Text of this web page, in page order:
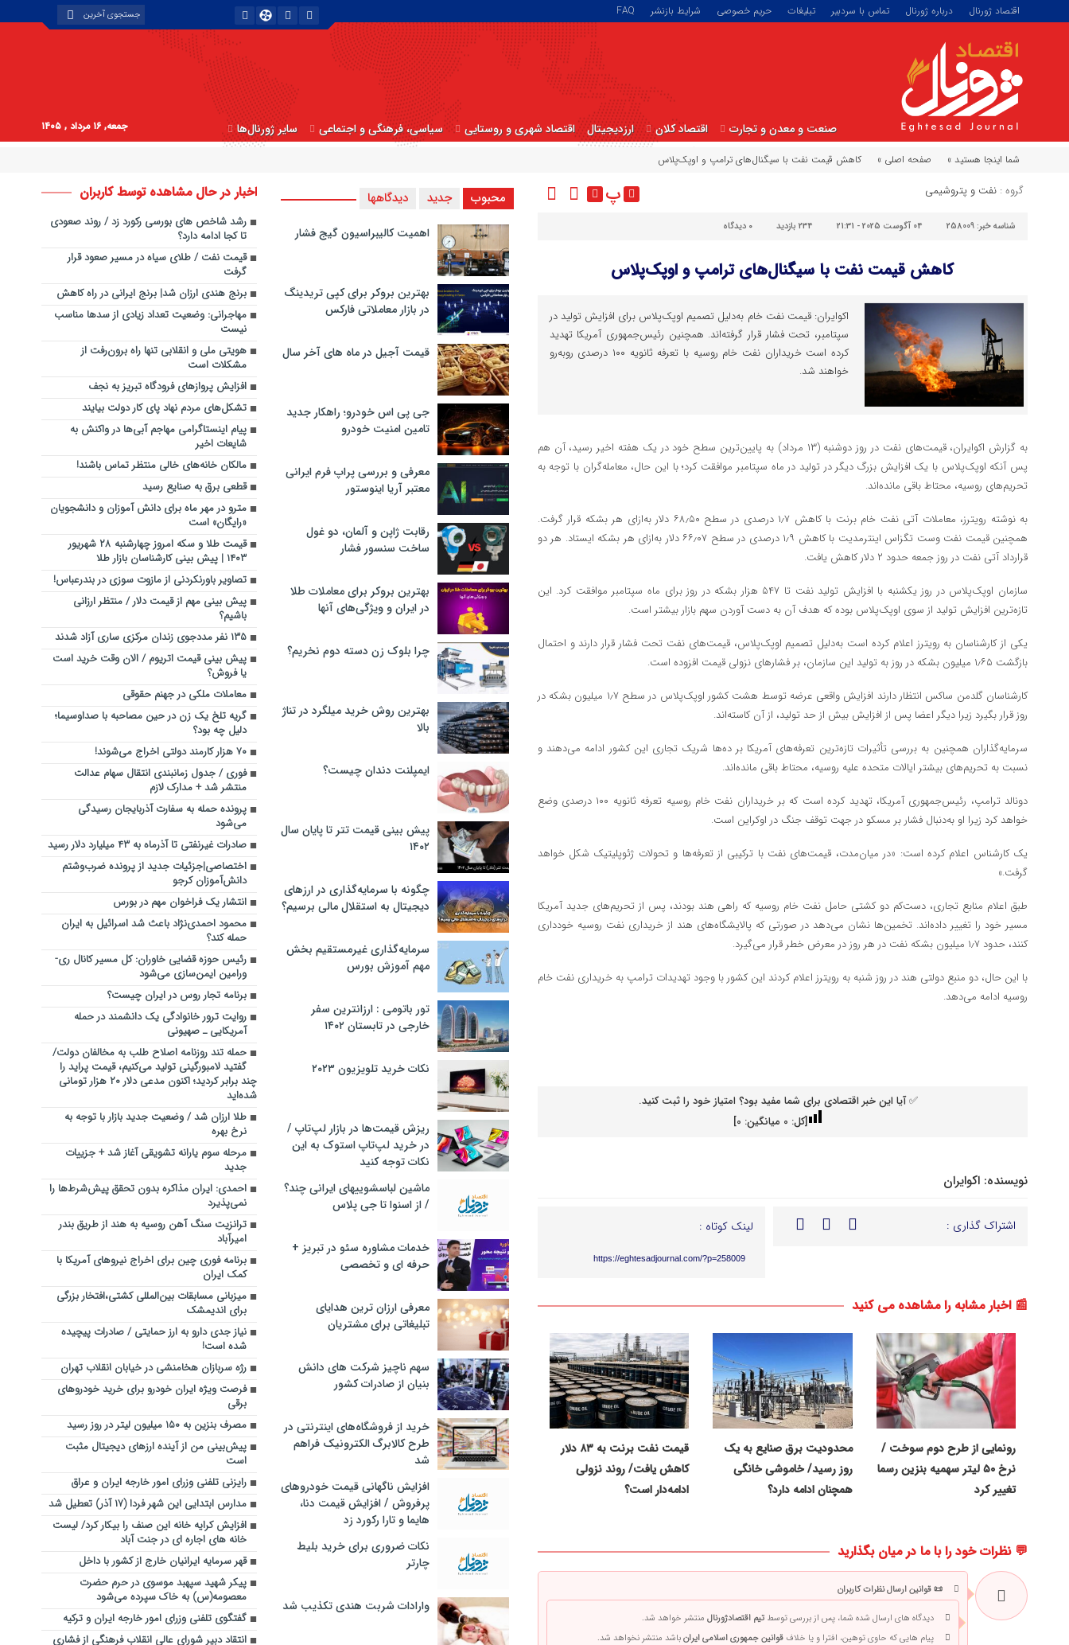
اقتصاد ژورنال درباره ژورنال تماس با سردبیر تبلیغات حریم خصوصی شرایط بازنشر FAQ
صنعت و معدن و تجارت اقتصاد کلان ارزدیجیتال اقتصاد شهری و روستایی سیاسی، فرهنگی و اجتماعی سایر ژورنال‌ها جمعه, ۱۶ مرداد , ۱۴۰۵
شما اینجا هستید » صفحه اصلی » کاهش قیمت نفت با سیگنال‌های ترامپ و اوپک‌پلاس
گروه : نفت و پتروشیمی پ
شناسه خبر: 258009 04 آگوست 2025 - 21:31 234 بازدید ۰ دیدگاه
کاهش قیمت نفت با سیگنال‌های ترامپ و اوپک‌پلاس
اکوایران: قیمت نفت خام به‌دلیل تصمیم اوپک‌پلاس برای افزایش تولید در
سپتامبر، تحت فشار قرار گرفته‌اند. همچنین رئیس‌جمهوری آمریکا تهدید
کرده است خریداران نفت خام روسیه با تعرفه ثانویه ۱۰۰ درصدی روبه‌رو
خواهند شد.
به گزارش اکوایران، قیمت‌های نفت در روز دوشنبه (۱۳ مرداد) به پایین‌ترین سطح خود در یک هفته اخیر رسید، آن هم
پس آنکه اوپک‌پلاس با یک افزایش بزرگ دیگر در تولید در ماه سپتامبر موافقت کرد؛ با این حال، معامله‌گران با توجه به
تحریم‌های روسیه، محتاط باقی مانده‌اند.
به نوشته رویترز، معاملات آتی نفت خام برنت با کاهش ۱٫۷ درصدی در سطح ۶۸٫۵۰ دلار به‌ازای هر بشکه قرار گرفت.
همچنین قیمت نفت وست تگزاس اینترمدیت با کاهش ۱٫۹ درصدی در سطح ۶۶٫۰۷ دلار به‌ازای هر بشکه ایستاد. هر دو
قرارداد آتی نفت در روز جمعه حدود ۲ دلار کاهش یافت.
سازمان اوپک‌پلاس در روز یکشنبه با افزایش تولید نفت تا ۵۴۷ هزار بشکه در روز برای ماه سپتامبر موافقت کرد. این
تازه‌ترین افزایش تولید از سوی اوپک‌پلاس بوده که هدف آن به دست آوردن سهم بازار بیشتر است.
یکی از کارشناسان به رویترز اعلام کرده است به‌دلیل تصمیم اوپک‌پلاس، قیمت‌های نفت تحت فشار قرار دارند و احتمال
بازگشت ۱٫۶۵ میلیون بشکه‌ در روز به تولید این سازمان، بر فشارهای نزولی قیمت افزوده است.
کارشناسان گلدمن ساکس انتظار دارند افزایش واقعی عرضه توسط هشت کشور اوپک‌پلاس در سطح ۱٫۷ میلیون بشکه در
روز قرار بگیرد زیرا دیگر اعضا پس از افزایش بیش از حد تولید، از آن کاسته‌اند.
سرمایه‌گذاران همچنین به بررسی تأثیرات تازه‌ترین تعرفه‌های آمریکا بر ده‌ها شریک تجاری این کشور ادامه می‌دهند و
نسبت به تحریم‌های بیشتر ایالات متحده علیه روسیه، محتاط باقی مانده‌اند.
دونالد ترامپ، رئیس‌جمهوری آمریکا، تهدید کرده است که بر خریداران نفت خام روسیه تعرفه ثانویه ۱۰۰ درصدی وضع
خواهد کرد زیرا او به‌دنبال فشار بر مسکو در جهت توقف جنگ در اوکراین است.
یک کارشناس اعلام کرده است: «در میان‌مدت، قیمت‌های نفت با ترکیبی از تعرفه‌ها و تحولات ژئوپلیتیک شکل خواهد
گرفت.»
طبق اعلام منابع تجاری، دست‌کم دو کشتی حامل نفت خام روسیه که راهی هند بودند، پس از تحریم‌های جدید آمریکا
مسیر خود را تغییر داده‌اند. تخمین‌ها نشان می‌دهد در صورتی که پالایشگاه‌های هند از خریداری نفت روسیه خودداری
کنند، حدود ۱٫۷ میلیون بشکه نفت در هر روز در معرض خطر قرار می‌گیرد.
با این حال، دو منبع دولتی هند در روز شنبه به رویترز اعلام کردند این کشور با وجود تهدیدات ترامپ به خریداری نفت خام
روسیه ادامه می‌دهد.
✅ آیا این خبر اقتصادی برای شما مفید بود؟ امتیاز خود را ثبت کنید.
[کل: 0 میانگین: 0
]
نویسنده: اکوایران
اشتراک گذاری : لینک کوتاه :
https://eghtesadjournal.com/?p=258009
📰 اخبار مشابه را مشاهده می کنید
رونمایی از طرح دوم سوخت /
نرخ ۵۰ لیتر سهمیه بنزین رسما
تغییر کرد
محدودیت برق صنایع به یک
روز رسید/ خاموشی خانگی
همچنان ادامه دارد؟
قیمت نفت برنت به ۸۳ دلار
کاهش یافت/ روند نزولی
ادامه‌دار است؟
💬 نظرات خود را با ما در میان بگذارید
📜 قوانین ارسال نظرات کاربران
دیدگاه های ارسال شده شما، پس از بررسی توسط تیم اقتصادژورنال منتشر خواهد شد.
پیام هایی که حاوی توهین، افترا و یا خلاف قوانین جمهوری اسلامی ایرانباشد منتشر نخواهد شد.
محبوب جدید دیدگاهها
اهمیت کالیبراسیون گیج فشار
بهترین بروکر برای کپی‌ تریدینگ
در بازار معاملاتی فارکس
قیمت آجیل در ماه های آخر سال
جی پی اس خودرو؛ راهکار جدید
تامین امنیت خودرو
معرفی و بررسی پراپ فرم ایرانی
معتبر آریا اینوستور
رقابت ژاپن و آلمان، دو غول
ساخت سنسور فشار
بهترین بروکر برای معاملات طلا
در ایران و ویژگی‌های آنها
چرا بلوک زن دسته دوم نخریم؟
بهترین روش خرید میلگرد در تناژ
بالا
ایمپلنت دندان چیست؟
پیش بینی قیمت تتر تا پایان سال
۱۴۰۲
چگونه با سرمایه‌گذاری در ارزهای
دیجیتال به استقلال مالی برسیم؟
سرمایه‌گذاری غیرمستقیم بخش
مهم آموزش بورس
تور باتومی : ارزانترین سفر
خارجی در تابستان ۱۴۰۲
نکات خرید تلویزیون ۲۰۲۳
ریزش قیمت‌ها در بازار لپ‌تاپ /
در خرید لپ‌تاپ استوک به این
نکات توجه کنید
ماشین لباسشویی‎های ایرانی چند؟
/ از اسنوا تا جی پلاس
خدمات مشاوره سئو در تبریز +
حرفه ای و تخصصی
معرفی ارزان ترین هدایای
تبلیغاتی برای مشتریان
سهم ناچیز شرکت های دانش
بنیان از صادرات کشور
خرید از فروشگاه‌های اینترنتی در
طرح کالابرگ الکترونیک فراهم
شد
افزایش ناگهانی قیمت خودروهای
پرفروش / افزایش قیمت دنا،
هایما و تارا رکورد زد
نکات ضروری برای خرید بلیط
چارتر
وارادات شربت هندی تکذیب شد
اخبار در حال مشاهده توسط کاربران
رشد شاخص های بورسی رکورد زد / روند صعودی
تا کجا ادامه دارد؟
قیمت نفت / طلای سیاه در مسیر صعود قرار
گرفت
برنج هندی ارزان شد| برنج ایرانی در راه کاهش
مهاجرانی: وضعیت تعداد زیادی از سدها مناسب
نیست
هویتی ملی و انقلابی تنها راه برون‌رفت از
مشکلات است
افزایش پروازهای فرودگاه تبریز به نجف
تشکل‌های مردم نهاد پای کار دولت بیایند
پیام اینستاگرامی مهاجم آبی‌ها در واکنش به
شایعات اخیر
مالکان خانه‌های خالی منتظر تماس باشند!
قطعی برق به صنایع رسید
مترو در مهر ماه برای دانش آموزان و دانشجویان
«رایگان» است
قیمت طلا و سکه امروز چهارشنبه ۲۸ شهریور
۱۴۰۳ | پیش بینی کارشناسان بازار طلا
تصاویر باورنکردنی از مازوت سوزی در بندرعباس!
پیش بینی مهم از قیمت دلار / منتظر ارزانی
باشیم؟
۱۳۵ نفر مددجوی زندان مرکزی ساری آزاد شدند
پیش بینی قیمت اتریوم / الان وقت خرید است
یا فروش؟
معاملات ملکی در جهنم حقوقی
گریه تلخ یک زن در حین مصاحبه با صداوسیما؛
دلیل چه بود؟
۷۰ هزار کارمند دولتی اخراج می‌شوند!
فوری / جدول زمانبندی انتقال سهام عدالت
منتشر شد + مدارک لازم
پرونده حمله‌ به سفارت آذربایجان رسیدگی‌
می‌شود
صادرات غیرنفتی تا آذرماه به ۴۳ میلیارد دلار رسید
اختصاصی|جزئیات جدید از پرونده ضرب‌وشتم
دانش‌آموزان کرجو
انتشار یک فراخوان مهم در بورس
محمود احمدی‌نژاد باعث شد اسرائیل به ایران
حمله کند؟
رئیس حوزه قضایی خاوران: کل مسیر کانال ری-
ورامین ایمن‌سازی می‌شود
برنامه تجار روس در ایران چیست؟
روایت ترور خانوادگی یک دانشمند در حمله
آمریکایی ـ صهیونی
حمله تند روزنامه اصلاح طلب به مخالفان دولت/
گفتید لامبورگینی تولید می‌کنیم، قیمت پراید را
چند برابر کردید؛ اکنون مدعی دلار ۲۰ هزار تومانی
شده‌اید
طلا ارزان شد / وضعیت جدید بازار با توجه به
نرخ بهره
مرحله سوم یارانه تشویقی آغاز شد + جزییات
جدید
احمدی: ایران مذاکره بدون تحقق پیش‌شرط‌ها را
نمی‌پذیرد
ترانزیت سنگ آهن روسیه به هند از طریق بندر
امیرآباد
برنامه فوری چین برای اخراج نیرو‌های آمریکا با
کمک ایران
میزبانی مسابقات بین‌المللی کشتی،افتخار بزرگی
برای اندیمشک
نیاز جدی دارو به ارز حمایتی / صادرات پیچیده
شده است!
رژه سربازان هخامنشی در خیابان انقلاب تهران
فرصت ویژه ایران خودرو برای خرید خودروهای
برقی
مصرف بنزین به ۱۵۰ میلیون لیتر در روز رسید
پیش‌بینی من از آینده ارزهای دیجیتال مثبت
است
رایزنی تلفنی وزرای امور خارجه ایران و عراق
مدارس ابتدایی این شهر فردا (۱۷ آذر) تعطیل شد
افزایش کرایه خانه این صنف را بیکار کرد/ لیست
خانه های اجاره ای در جنت آباد
قهر سرمایه ایرانیان خارج از کشور با داخل
پیکر شهید سپهبد موسوی در حرم حضرت
معصومه(س) به خاک سپرده می‌شود
گفتگوی تلفنی وزرای امور خارجه ایران و ترکیه
انتقاد دبیر شورای عالی انقلاب فرهنگی از فشاری